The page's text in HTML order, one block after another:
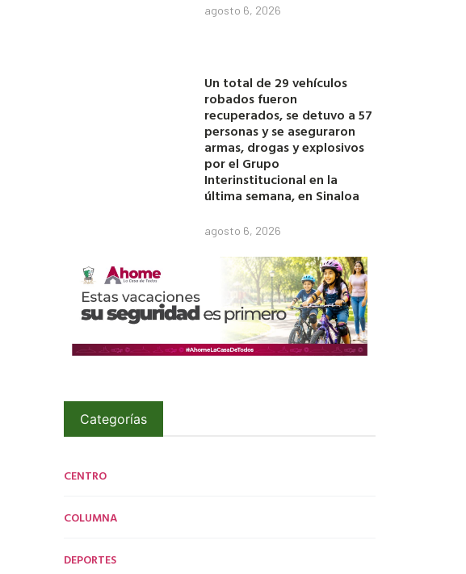
agosto 6, 2026
Un total de 29 vehículos
robados fueron
recuperados, se detuvo a 57
personas y se aseguraron
armas, drogas y explosivos
por el Grupo
Interinstitucional en la
última semana, en Sinaloa
agosto 6, 2026
Categorías
CENTRO
COLUMNA
DEPORTES